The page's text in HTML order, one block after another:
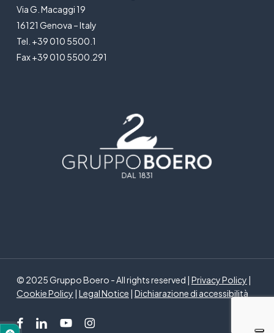
Via G. Macaggi 19
16121 Genova – Italy
Tel. +39 010 5500.1
Fax +39 010 5500.291
© 2025 Gruppo Boero - All rights reserved | Privacy Policy |
Cookie Policy | Legal Notice | Dichiarazione di accessibilità
facebooklinkedinyoutubeinstagram